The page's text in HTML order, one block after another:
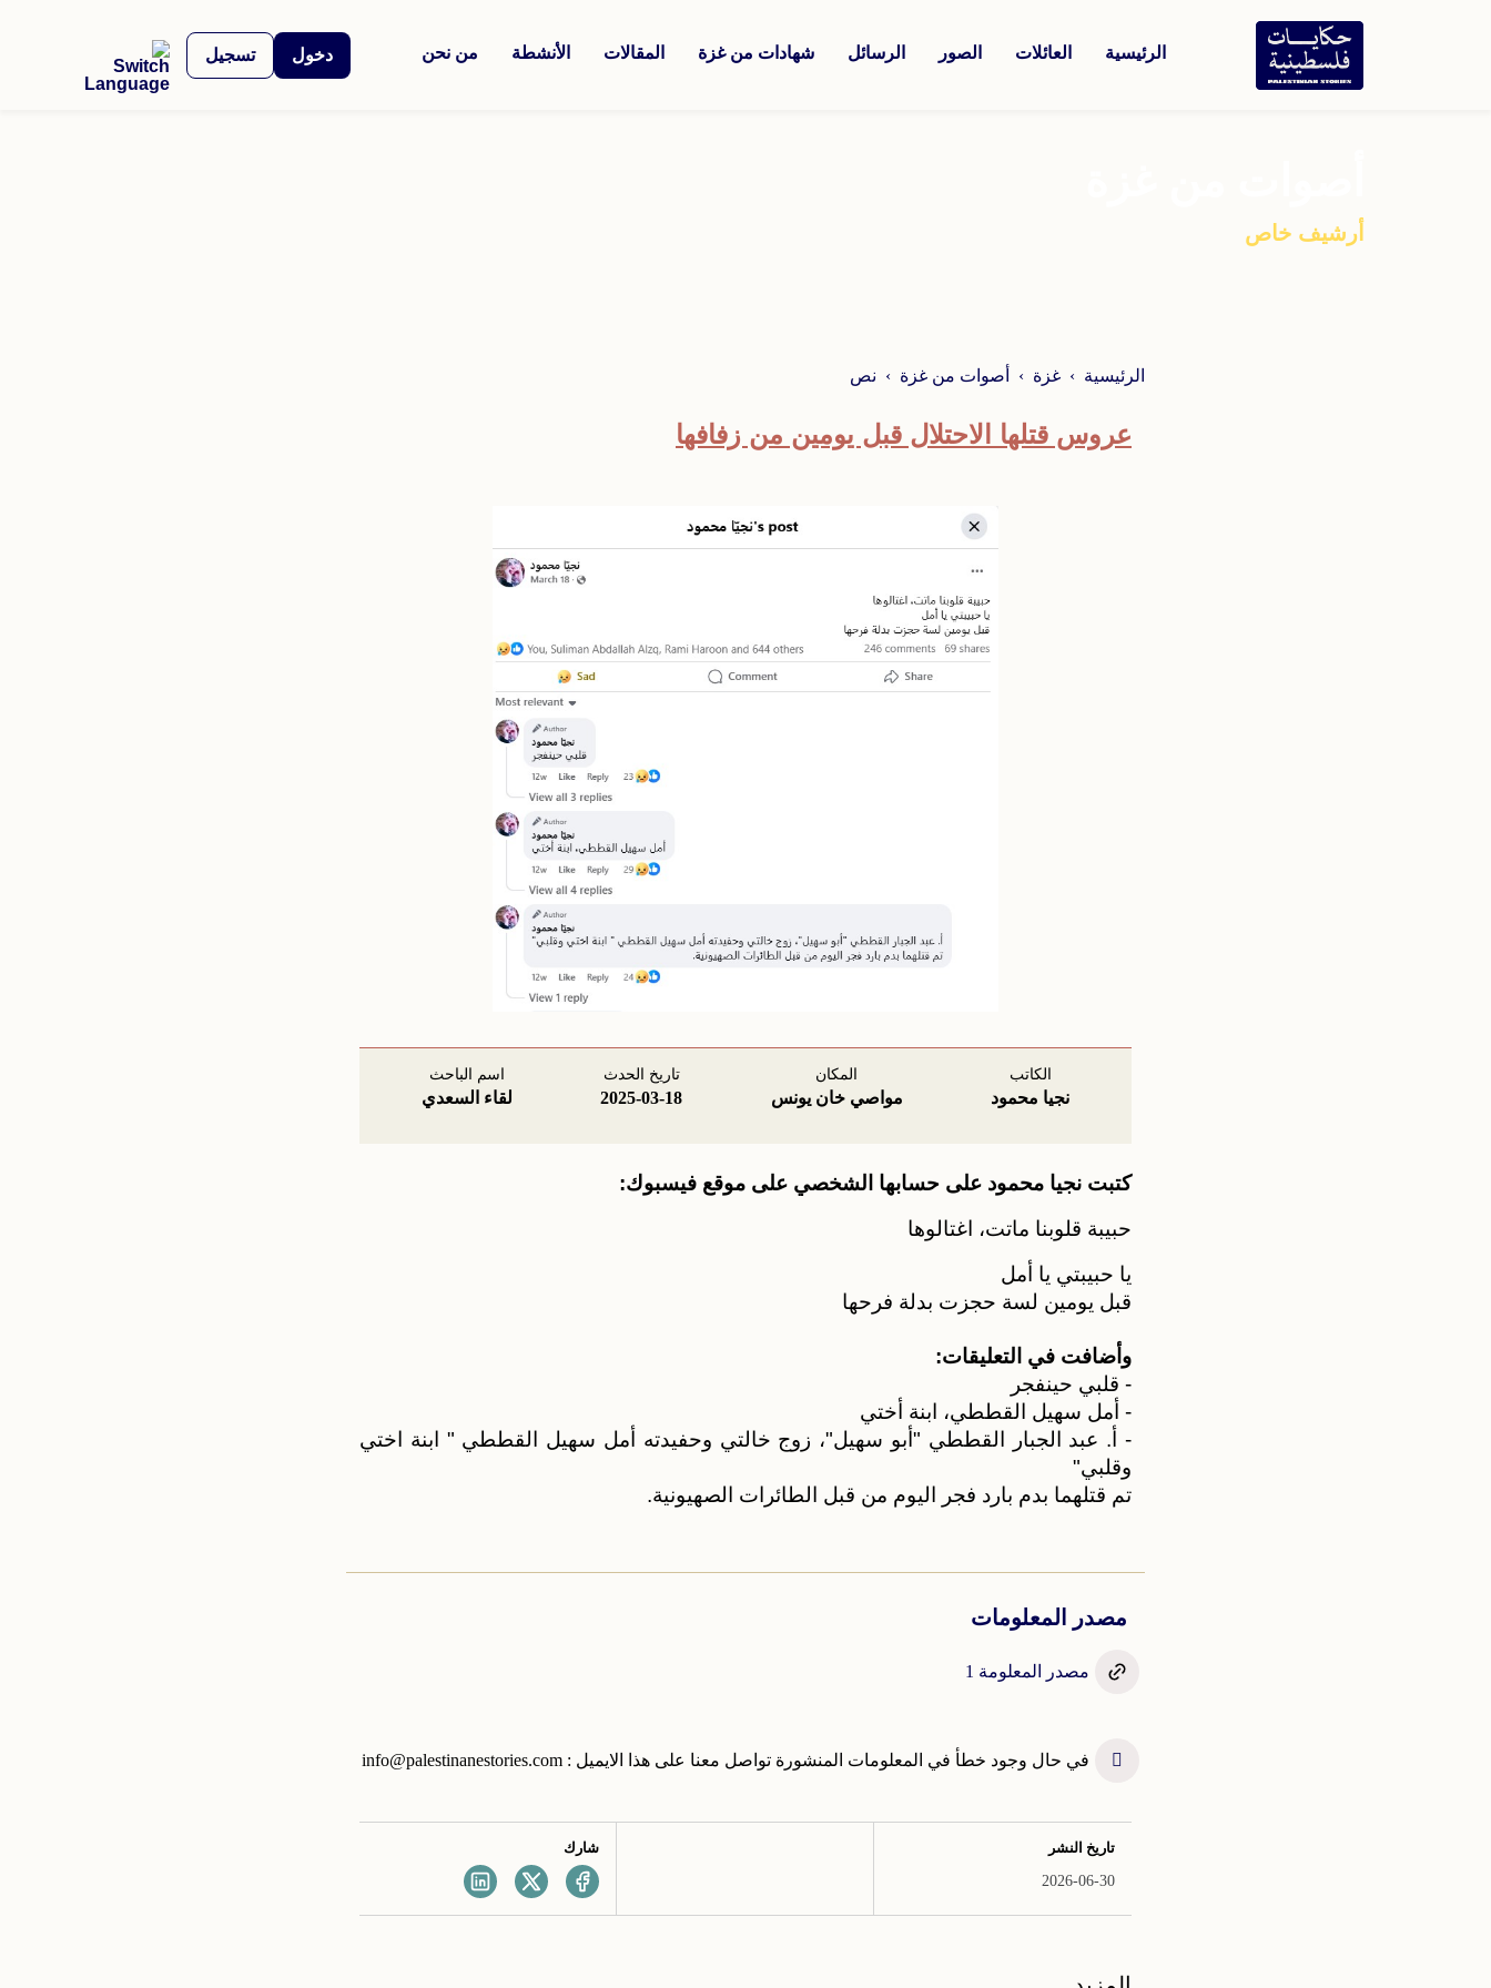
الرئيسية العائلات الصور الرسائل شهادات من غزة المقالات الأنشطة من نحن دخول تسجيل
أرشيف خاص
الرئيسية غزة أصوات من غزة نص
عروس قتلها الاحتلال قبل يومين من زفافها
الكاتب
نجيا محمود
المكان
مواصي خان يونس
تاريخ الحدث
2025-03-18
اسم الباحث
لقاء السعدي
كتبت نجيا محمود على حسابها الشخصي على موقع فيسبوك:
حبيبة قلوبنا ماتت، اغتالوها
يا حبيبتي يا أمل
قبل يومين لسة حجزت بدلة فرحها
وأضافت في التعليقات:
- قلبي حينفجر
- أمل سهيل القططي، ابنة أختي
- أ. عبد الجبار القططي "أبو سهيل"، زوج خالتي وحفيدته أمل سهيل القططي " ابنة اختي
وقلبي"
تم قتلهما بدم بارد فجر اليوم من قبل الطائرات الصهيونية.
مصدر المعلومات
مصدر المعلومة 1
في حال وجود خطأ في المعلومات المنشورة تواصل معنا على هذا الايميل : info@palestinanestories.com
تاريخ النشر
2026-06-30
شارك